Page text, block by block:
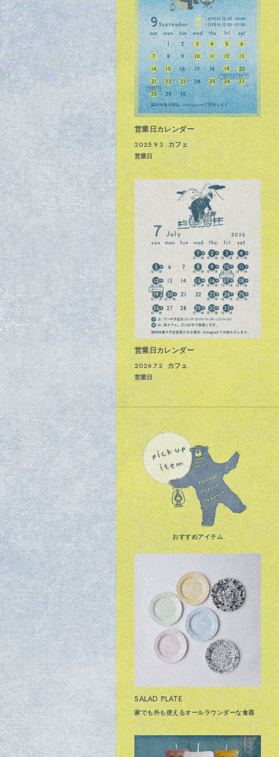
営業日カレンダー
2025.9.3 カフェ
営業日
営業日カレンダー
2026.7.2 カフェ
営業日
おすすめアイテム
SALAD PLATE
家でも外も使えるオールラウンダーな食器